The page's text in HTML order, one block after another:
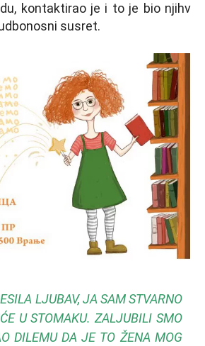
kontaktirao je i to je bio njihv
susret.
LЈUBAV, JA SAM STVARNO
U STOMAKU. ZALЈUBILI SMO
DILEMU DA JE TO ŽENA MOG